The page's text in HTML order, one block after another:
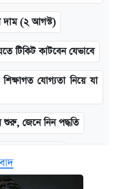
দাম (২ আগস্ট)
টিকিট কাটবেন যেভাবে
শিক্ষাগত যোগ্যতা নিয়ে যা
জেনে নিন পদ্ধতি
যৌনকর্মীর দালাল অ্যাডলফ